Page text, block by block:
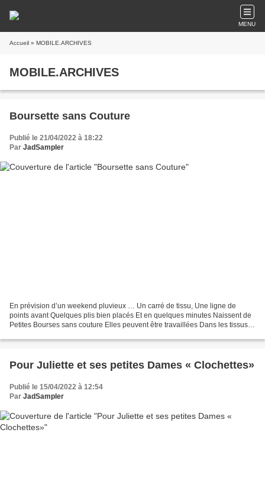
MENU
Accueil » MOBILE.ARCHIVES
MOBILE.ARCHIVES
Boursette sans Couture
Publié le 21/04/2022 à 18:22
Par JadSampler
En prévision d’un weekend pluvieux … Un carré de tissu, Une ligne de
points avant Quelques plis bien placés Et en quelques minutes Naissent de
Petites Bourses sans couture Elles peuvent être travaillées Dans les tissus
Pour Juliette et ses petites Dames « Clochettes»
Publié le 15/04/2022 à 12:54
Par JadSampler